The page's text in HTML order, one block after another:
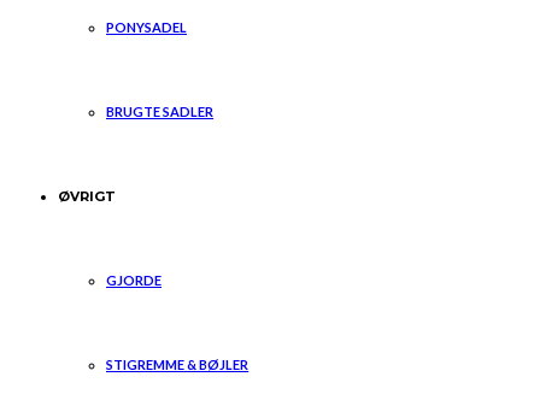
PONYSADEL
BRUGTE SADLER
ØVRIGT
GJORDE
STIGREMME & BØJLER